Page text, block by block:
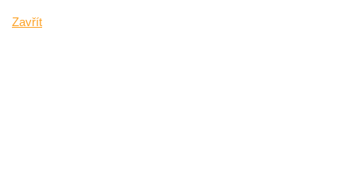
Zavřít